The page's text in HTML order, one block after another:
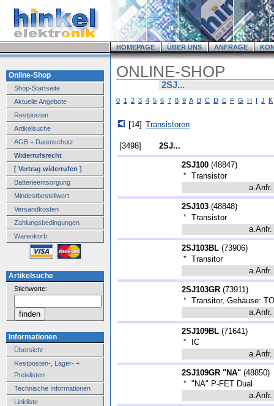
HOMEPAGE ÜBER UNS ANFRAGE
Online-Shop
Shop-Startseite
Aktuelle Angebote
Restposten
Artikelsuche
AGB + Datenschutz
Widerrufsrecht
[ Vertrag widerrufen ]
Batterieentsorgung
Mindestbestellwert
Versandkosten
Zahlungsbedingungen
Warenkorb
Artikelsuche
Stichworte:
Informationen
Übersicht
Restposten-, Lager- +
Preislisten
Technische Informationen
Linkliste
ONLINE-SHOP
2SJ...
0 1 2 3 4 5 6 7 8 9 A B C D E F G H I J K
[14] Transistoren
[3498] 2SJ...
2SJ100 (48847)
*
Transistor
a.Anfr.
2SJ103 (48848)
*
Transistor
a.Anfr.
2SJ103BL (73906)
*
Transitor
a.Anfr.
2SJ103GR (73911)
*
Transitor, Gehäuse:
a.Anfr.
2SJ109BL (71641)
*
IC
a.Anfr.
2SJ109GR "NA" (48850)
*
"NA" P-FET Dual
a.Anfr.